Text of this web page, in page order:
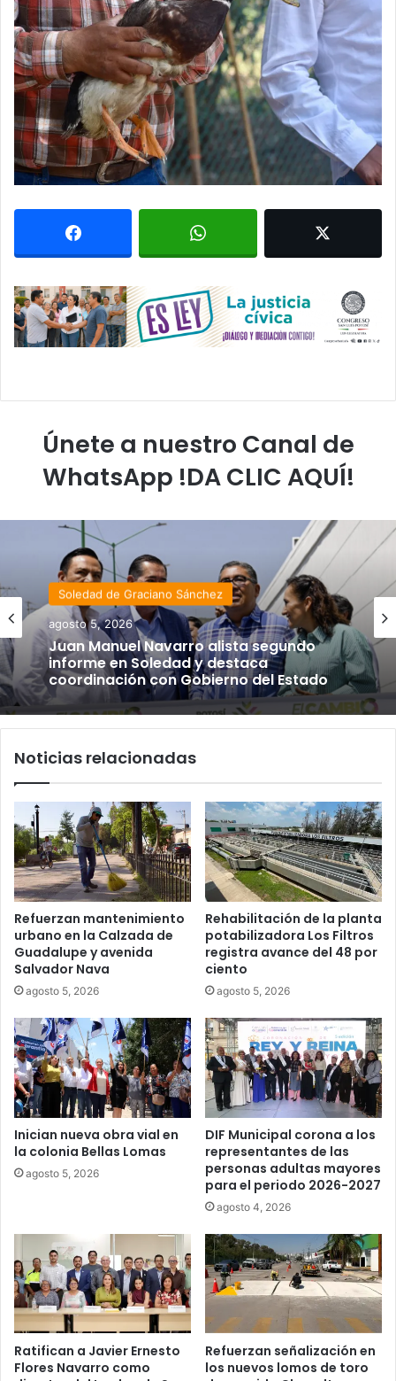
Únete a nuestro Canal de
WhatsApp !DA CLIC AQUÍ!
Soledad de Graciano Sánchez
agosto 5, 2026
Juan Manuel Navarro alista segundo
informe en Soledad y destaca
coordinación con Gobierno del Estado
Noticias relacionadas
Refuerzan mantenimiento
urbano en la Calzada de
Guadalupe y avenida
Salvador Nava
agosto 5, 2026
Rehabilitación de la planta
potabilizadora Los Filtros
registra avance del 48 por
ciento
agosto 5, 2026
Inician nueva obra vial en
la colonia Bellas Lomas
agosto 5, 2026
DIF Municipal corona a los
representantes de las
personas adultas mayores
para el periodo 2026-2027
agosto 4, 2026
Ratifican a Javier Ernesto
Flores Navarro como
Refuerzan señalización en
los nuevos lomos de toro